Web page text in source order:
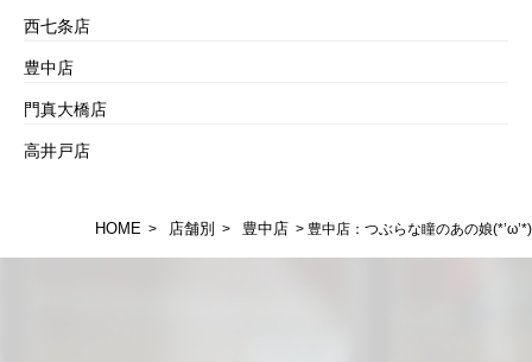
西七条店
豊中店
門真大橋店
高井戸店
HOME > 店舗別 > 豊中店 > 豊中店：つぶらな瞳のあの娘(*’ω’*)